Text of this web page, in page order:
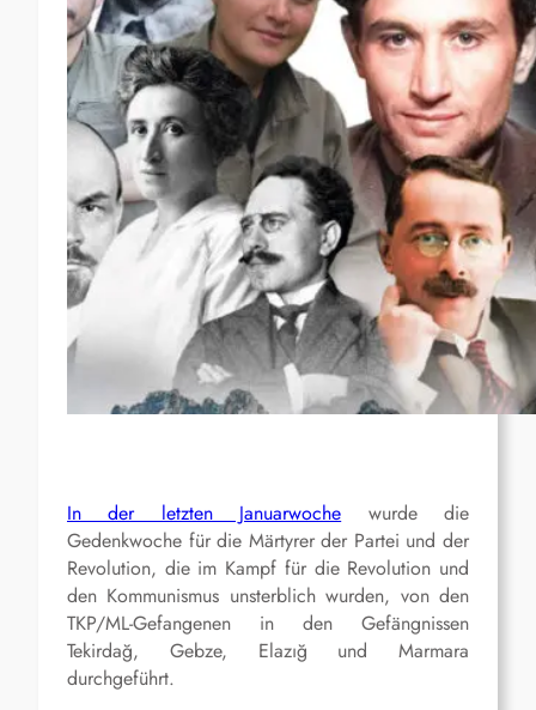
In der letzten Januarwoche wurde die
Gedenkwoche für die Märtyrer der Partei und der
Revolution, die im Kampf für die Revolution und
den Kommunismus unsterblich wurden, von den
TKP/ML-Gefangenen in den Gefängnissen
Tekirdağ, Gebze, Elazığ und Marmara
durchgeführt.